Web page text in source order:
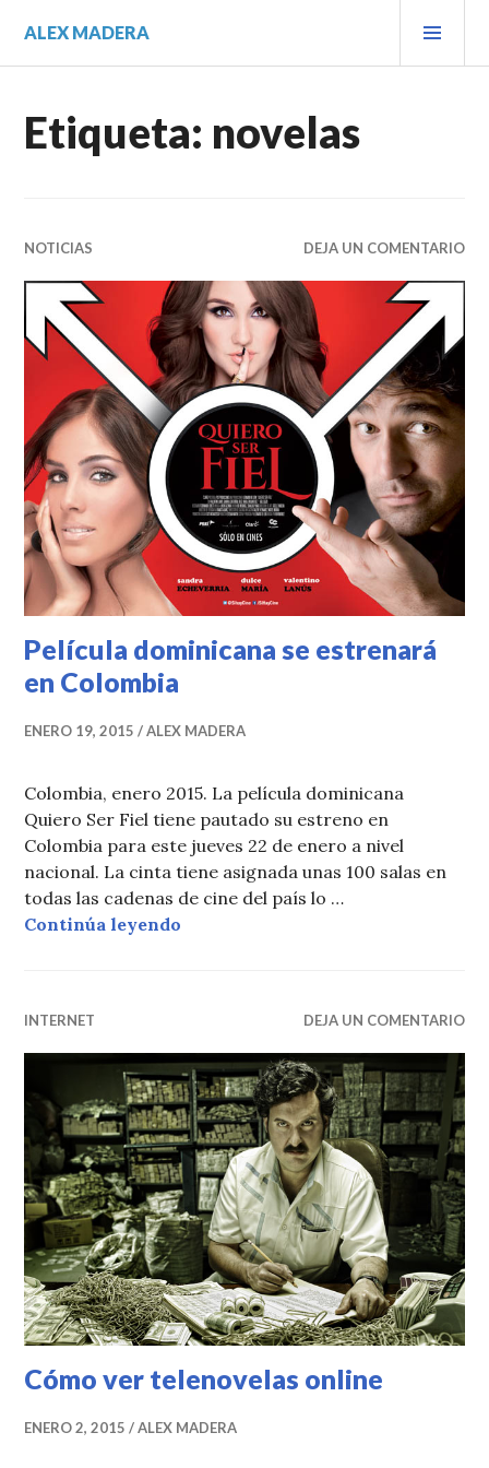
contenido.
ALEX MADERA
Etiqueta: novelas
NOTICIAS DEJA UN COMENTARIO
Película dominicana se estrenará
en Colombia
ENERO 19, 2015 ALEX MADERA
Colombia, enero 2015. La película dominicana
Quiero Ser Fiel tiene pautado su estreno en
Colombia para este jueves 22 de enero a nivel
nacional. La cinta tiene asignada unas 100 salas en
todas las cadenas de cine del país lo …
Continúa leyendo
INTERNET DEJA UN COMENTARIO
Cómo ver telenovelas online
ENERO 2, 2015 ALEX MADERA